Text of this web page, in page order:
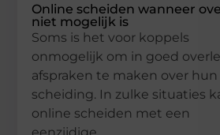
Online scheiden wanneer
niet mogelijk is
Soms is het voor koppels
onmogelijk om in goed
afspraken te maken over hun
scheiding. In zulke situaties
online scheiden met een